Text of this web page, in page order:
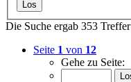
Die Suche ergab 353 Treffer
Seite 1 von 12
Gehe zu Seite: